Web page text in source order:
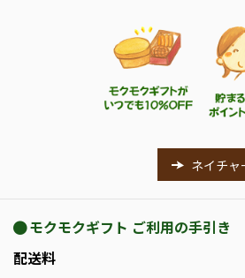
ネイチャ
モクモクギフト ご利用の手引き
配送料